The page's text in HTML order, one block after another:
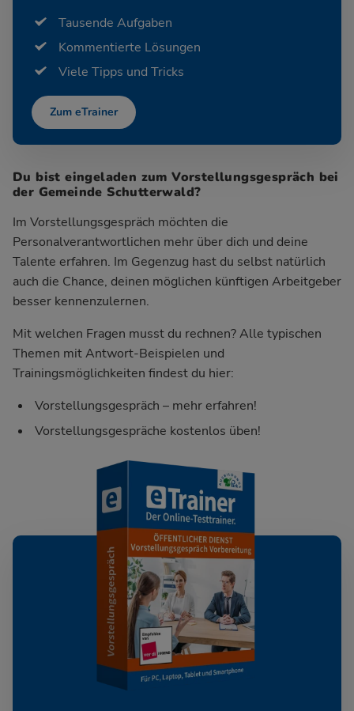
Tausende Aufgaben
Kommentierte Lösungen
Viele Tipps und Tricks
Zum eTrainer
Du bist eingeladen zum Vorstellungsgespräch bei
der Gemeinde Schutterwald?
Im Vorstellungsgespräch möchten die
Personalverantwortlichen mehr über dich und deine
Talente erfahren. Im Gegenzug hast du selbst natürlich
auch die Chance, deinen möglichen künftigen Arbeitgeber
besser kennenzulernen.
Mit welchen Fragen musst du rechnen? Alle typischen
Themen mit Antwort-Beispielen und
Trainingsmöglichkeiten findest du hier:
Vorstellungsgespräch – mehr erfahren!
Vorstellungsgespräche kostenlos üben!